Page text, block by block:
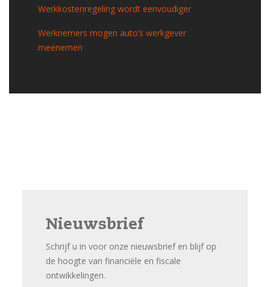
Werkkostenregeling wordt eenvoudiger
Werknemers mogen auto’s werkgever
meenemen
Nieuwsbrief
Schrijf u in voor onze nieuwsbrief en blijf op
de hoogte van financiële en fiscale
ontwikkelingen.